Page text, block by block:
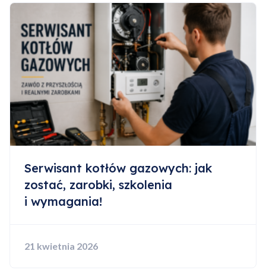
Serwisant kotłów gazowych: jak
zostać, zarobki, szkolenia
i wymagania!
21 kwietnia 2026